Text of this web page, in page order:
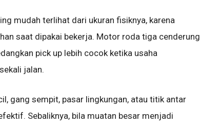
mudah terlihat dari ukuran fisiknya, karena
saat dipakai bekerja. Motor roda tiga cenderung
pick up lebih cocok ketika usaha
jalan.
gang sempit, pasar lingkungan, atau titik antar
Sebaliknya, bila muatan besar menjadi